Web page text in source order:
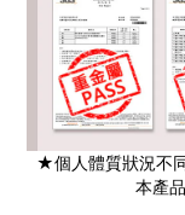
★個人體質狀況不
本產